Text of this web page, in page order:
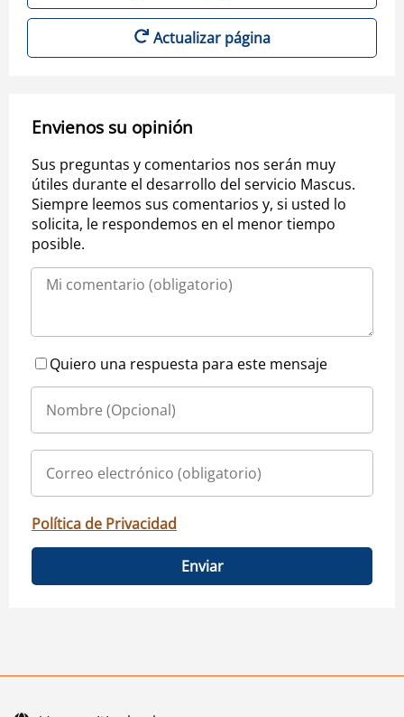
Actualizar página
Envienos su opinión
Sus preguntas y comentarios nos serán muy
útiles durante el desarrollo del servicio Mascus.
Siempre leemos sus comentarios y, si usted lo
solicita, le respondemos en el menor tiempo
posible.
Quiero una respuesta para este mensaje
Política de Privacidad
Enviar